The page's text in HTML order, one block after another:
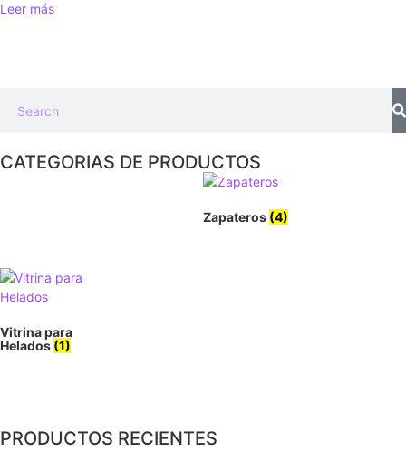
Leer más
CATEGORIAS DE PRODUCTOS
Zapateros (4)
Vitrina para
Helados (1)
PRODUCTOS RECIENTES